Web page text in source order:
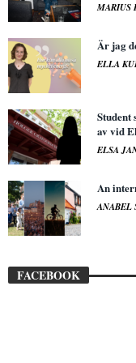
MARIUS
Är jag
ELLA
Student
av vid
ELSA
An
ANABEL
FACEBOOK